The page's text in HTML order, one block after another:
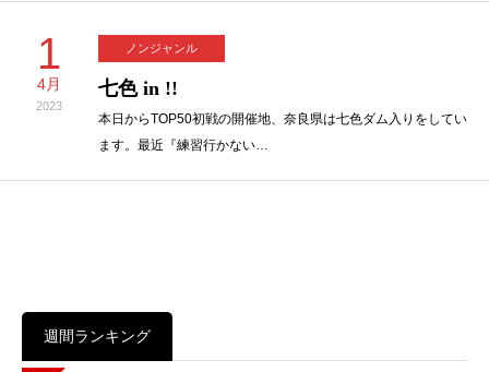
1
4月
2023
ノンジャンル
七色 in !!
本日からTOP50初戦の開催地、奈良県は七色ダム入りをしてい
ます。最近『練習行かない…
週間ランキング